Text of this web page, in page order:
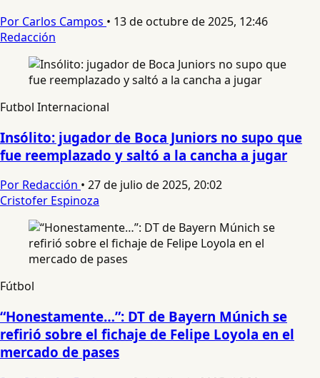
Por Carlos Campos • 13 de octubre de 2025, 12:46
Redacción
Futbol Internacional
Insólito: jugador de Boca Juniors no supo que
fue reemplazado y saltó a la cancha a jugar
Por Redacción • 27 de julio de 2025, 20:02
Cristofer Espinoza
Fútbol
“Honestamente…”: DT de Bayern Múnich se
refirió sobre el fichaje de Felipe Loyola en el
mercado de pases